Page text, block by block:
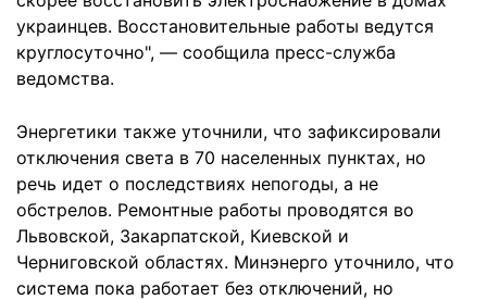
украинцев. Восстановительные работы ведутся
круглосуточно", — сообщила пресс-служба
ведомства.
Энергетики также уточнили, что зафиксировали
отключения света в 70 населенных пунктах, но
речь идет о последствиях непогоды, а не
обстрелов. Ремонтные работы проводятся во
Львовской, Закарпатской, Киевской и
Черниговской областях. Минэнерго уточнило, что
система пока работает без отключений, но